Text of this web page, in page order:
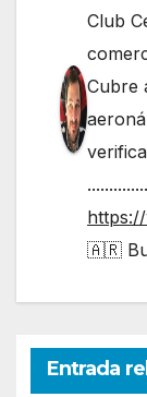
Club
Cubre
🇦🇷
Entrada